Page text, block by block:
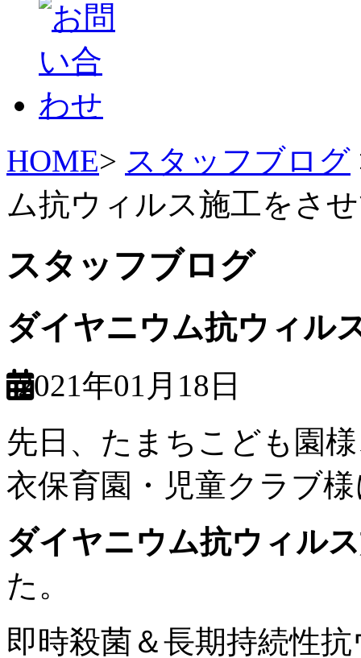
HOME> スタッフブログ
ム抗ウィルス施工をさ
スタッフブログ
ダイヤニウム抗ウィル
2021年01月18日
先日、たまちこども園
衣保育園・児童クラブ
ダイヤニウム抗ウィル
た。
即時殺菌＆長期持続性